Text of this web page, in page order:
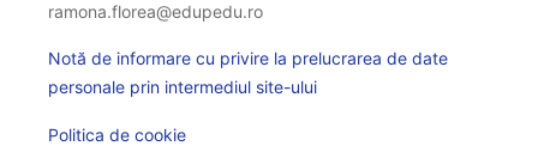
ramona.florea@edupedu.ro
Notă de informare cu privire la prelucrarea de date
personale prin intermediul site-ului
Politica de cookie